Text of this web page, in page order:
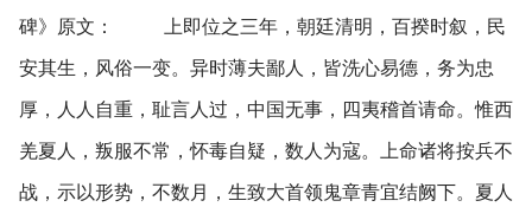
碑》原文： 上即位之三年，朝廷清明，百揆时叙，民
安其生，风俗一变。异时薄夫鄙人，皆洗心易德，务为忠
厚，人人自重，耻言人过，中国无事，四夷稽首请命。惟西
羌夏人，叛服不常，怀毒自疑，数人为寇。上命诸将按兵不
战，示以形势，不数月，生致大首领鬼章青宜结阙下。夏人